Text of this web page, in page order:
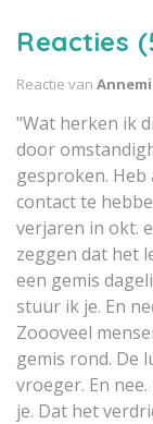
rouwverwerking tips
Reacties
Reactie van
"Wat herken ik
door
gesproken.
contact te
verjaren in okt.
zeggen dat het
een gemis
stuur ik je. En
Zoooveel
gemis rond. De
vroeger. En
je. Dat het